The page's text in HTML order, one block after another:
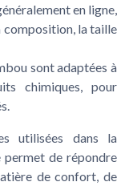
en ligne,
composition, la taille
sont adaptées à
chimiques, pour
utilisées dans la
de répondre
de confort, de